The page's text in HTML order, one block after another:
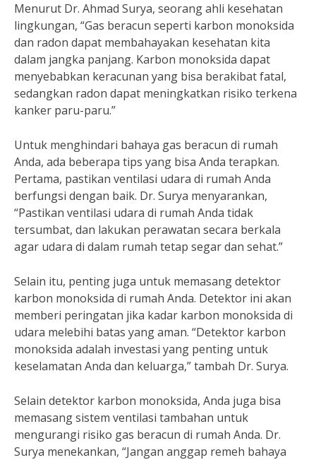
Menurut Dr. Ahmad Surya, seorang ahli kesehatan
lingkungan, “Gas beracun seperti karbon monoksida
dan radon dapat membahayakan kesehatan kita
dalam jangka panjang. Karbon monoksida dapat
menyebabkan keracunan yang bisa berakibat fatal,
sedangkan radon dapat meningkatkan risiko terkena
kanker paru-paru.”
Untuk menghindari bahaya gas beracun di rumah
Anda, ada beberapa tips yang bisa Anda terapkan.
Pertama, pastikan ventilasi udara di rumah Anda
berfungsi dengan baik. Dr. Surya menyarankan,
“Pastikan ventilasi udara di rumah Anda tidak
tersumbat, dan lakukan perawatan secara berkala
agar udara di dalam rumah tetap segar dan sehat.”
Selain itu, penting juga untuk memasang detektor
karbon monoksida di rumah Anda. Detektor ini akan
memberi peringatan jika kadar karbon monoksida di
udara melebihi batas yang aman. “Detektor karbon
monoksida adalah investasi yang penting untuk
keselamatan Anda dan keluarga,” tambah Dr. Surya.
Selain detektor karbon monoksida, Anda juga bisa
memasang sistem ventilasi tambahan untuk
mengurangi risiko gas beracun di rumah Anda. Dr.
Surya menekankan, “Jangan anggap remeh bahaya